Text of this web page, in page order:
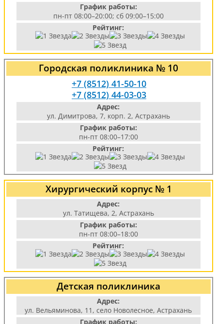
График работы:
пн-пт 08:00–20:00; сб 09:00–15:00
Рейтинг:
Городская поликлиника № 10
+7 (8512) 41-50-10
+7 (8512) 44-03-03
Адрес:
ул. Димитрова, 7, корп. 2, Астрахань
График работы:
пн-пт 08:00–17:00
Рейтинг:
Хирургический корпус № 1
Адрес:
ул. Татищева, 2, Астрахань
График работы:
пн-пт 08:00–18:00
Рейтинг:
Детская поликлиника
Адрес:
ул. Вельяминова, 11, село Новолесное, Астрахань
График работы: